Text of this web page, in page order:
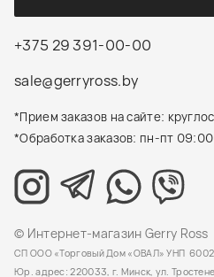
+375 29 391-00-00
sale@gerryross.by
*Прием заказов на сайте:
*Обработка заказов: пн-пт
© Интернет-магазин Gerry Ross
СП ООО «Торговый Дом «ОВАЛ» УНП
Юр. адрес: 220033, г. Минск, ул.